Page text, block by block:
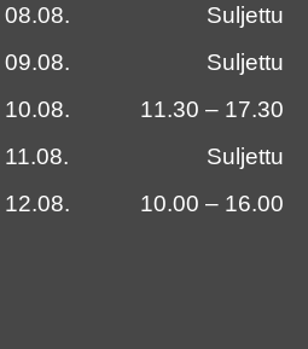
08.08.
Suljettu
09.08.
Suljettu
10.08.
11.30 – 17.30
11.08.
Suljettu
12.08. 10.00 – 16.00